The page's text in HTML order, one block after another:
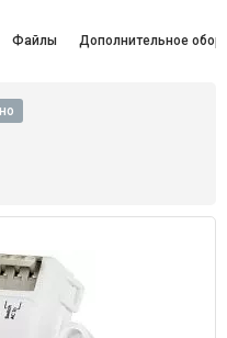
Файлы Дополнительное